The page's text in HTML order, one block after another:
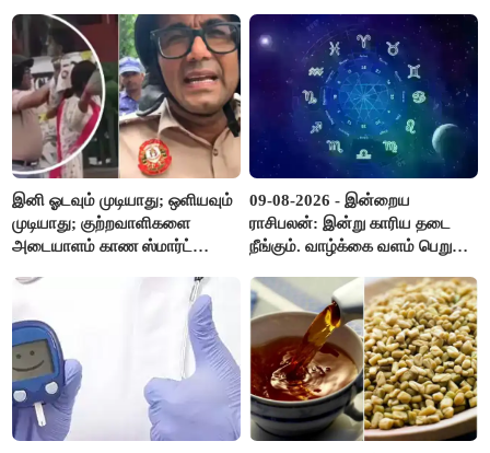
இனி ஓடவும் முடியாது; ஒளியவும்
முடியாது; குற்றவாளிகளை
அடையாளம் காண ஸ்மார்ட்
09-08-2026 - இன்றைய
ராசிபலன்: இன்று காரிய தடை
நீங்கும். வாழ்க்கை வளம் பெறும்.
எடைபோடுவது நல்லது..!